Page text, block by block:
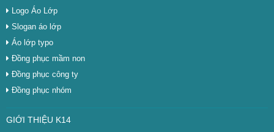
Logo Áo Lớp
Slogan áo lớp
Áo lớp typo
Đồng phục mầm non
Đồng phục công ty
Đồng phục nhóm
GIỚI THIỆU K14